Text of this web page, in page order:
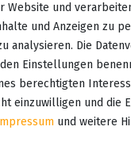
widerrufen
Website und
und Anzeigen zu
analysieren. Die
Einstellungen
berechtigten
einzuwilligen und die
und weitere